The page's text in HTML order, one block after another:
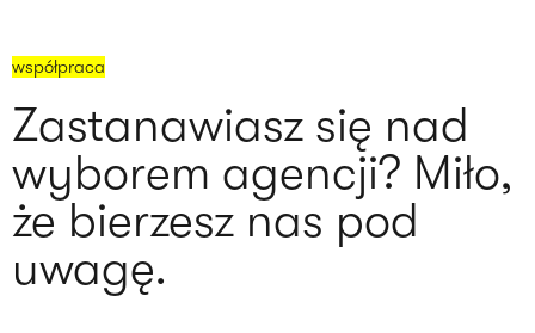
współpraca
Zastanawiasz się nad
wyborem agencji? Miło,
że bierzesz nas pod
uwagę.